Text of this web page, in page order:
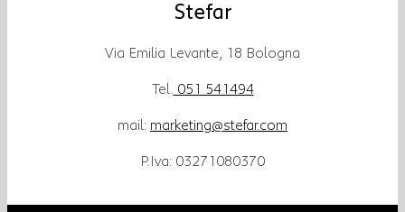
Stefar
Via Emilia Levante, 18 Bologna
Tel. 051 541494
mail: marketing@stefar.com
P.Iva: 03271080370